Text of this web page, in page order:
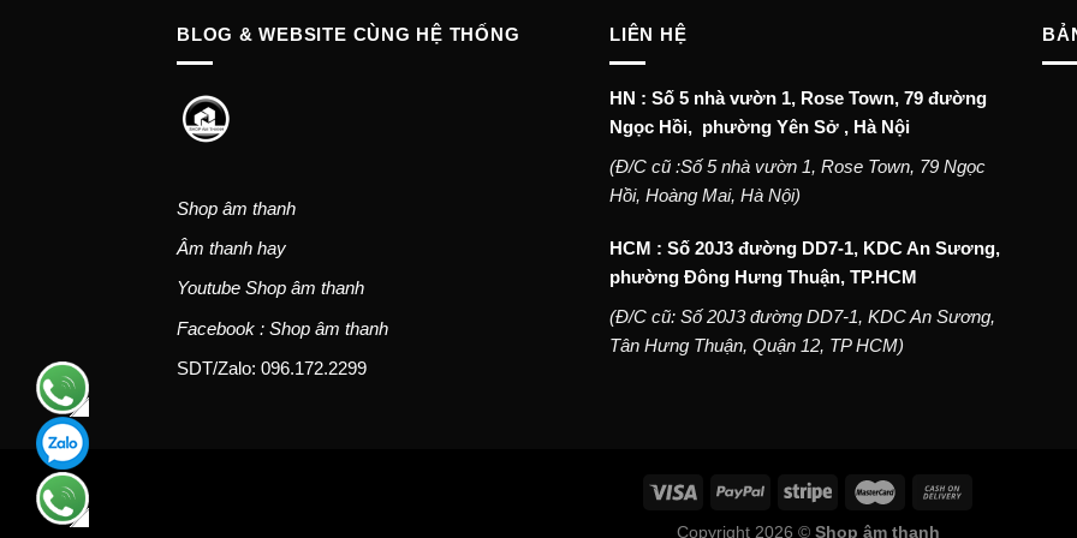
BLOG & WEBSITE CÙNG HỆ THỐNG
Shop âm thanh
Âm thanh hay
Youtube Shop âm thanh
Facebook : Shop âm thanh
SDT/Zalo: 096.172.2299
LIÊN HỆ
HN : Số 5 nhà vườn 1, Rose Town, 79 đường
Ngọc Hồi, phường Yên Sở , Hà Nội
(Đ/C cũ :Số 5 nhà vườn 1, Rose Town, 79 Ngọc
Hồi, Hoàng Mai, Hà Nội)
HCM : Số 20J3 đường DD7-1, KDC An Sương,
phường Đông Hưng Thuận, TP.HCM
(Đ/C cũ: Số 20J3 đường DD7-1, KDC An Sương,
Tân Hưng Thuận, Quận 12, TP HCM)
Copyright 2026 © Shop âm thanh
Hotline:
0946562299